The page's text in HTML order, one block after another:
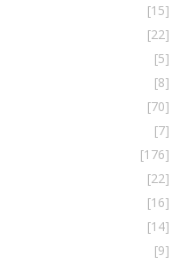
[15]
[22]
[5]
[8]
[70]
[7]
[176]
[22]
[16]
[14]
[9]